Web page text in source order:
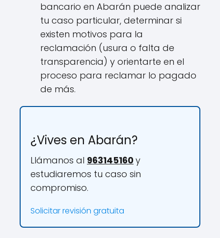
bancario en Abarán puede analizar
tu caso particular, determinar si
existen motivos para la
reclamación (usura o falta de
transparencia) y orientarte en el
proceso para reclamar lo pagado
de más.
¿Vives en Abarán?
Llámanos al 963145160y
estudiaremos tu caso sin
compromiso.
Solicitar revisión gratuita